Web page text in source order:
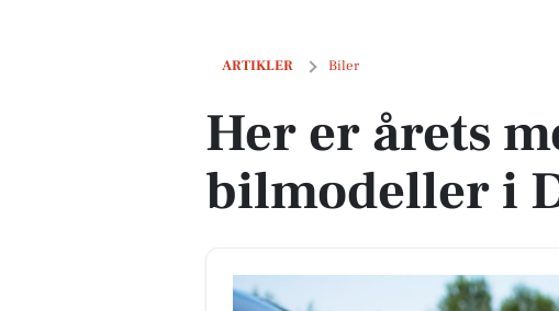
ARTIKLER Biler
Her er årets mest skrottede bilmodeller i Danmark
Her er årets
bilmodeller i